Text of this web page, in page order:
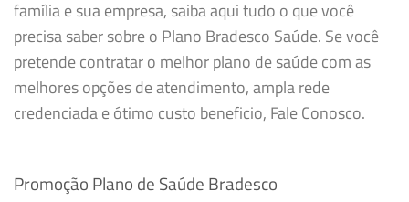
família e sua empresa, saiba aqui tudo o que você
precisa saber sobre o Plano Bradesco Saúde. Se você
pretende contratar o melhor plano de saúde com as
melhores opções de atendimento, ampla rede
credenciada e ótimo custo beneficio, Fale Conosco.
Promoção Plano de Saúde Bradesco